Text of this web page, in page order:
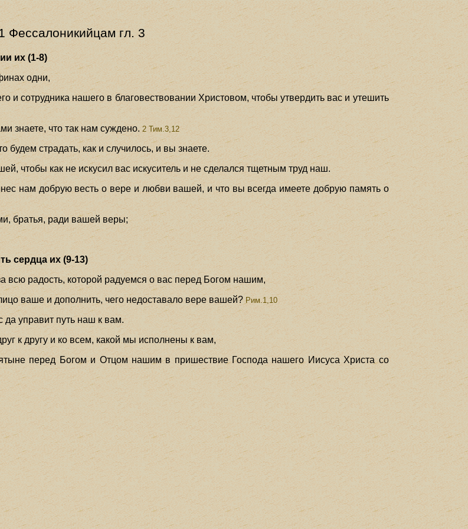
Фессалоникийцам гл. 3
их (1-8)
одни,
и сотрудника нашего в благовествовании Христовом, чтобы утвердить вас и утешить
знаете, что так нам суждено.2 Тим.3,12
страдать, как и случилось, и вы знаете.
чтобы как не искусил вас искуситель и не сделался тщетным труд наш.
нам добрую весть о вере и любви вашей, и что вы всегда имеете добрую память о
братья, ради вашей веры;
сердца их (9-13)
всю радость, которой радуемся о вас перед Богом нашим,
ваше и дополнить, чего недоставало вере вашей?Рим.1,10
управит путь наш к вам.
к другу и ко всем, какой мы исполнены к вам,
перед Богом и Отцом нашим в пришествие Господа нашего Иисуса Христа со